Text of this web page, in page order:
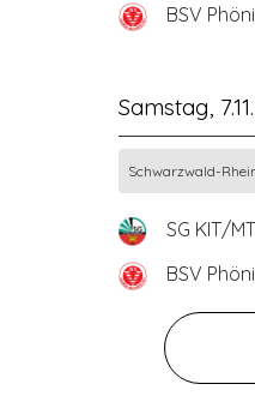
BSV
Samstag,
Schwarzwald-
SG KIT/
BSV